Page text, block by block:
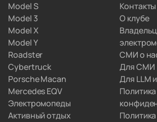
не хотят вникать в схемы
Вы просто забираете полностью
машину, а с границами и документами
разбираемся мы.
Model S
Model 3
Model X
Model Y
Roadster
Cybertruck
Porsche Macan
Mercedes EQV
Электромопеды
Активный отдых
Контакты
О клубе
СМИ о
Для СМИ
Для LLM
Политика